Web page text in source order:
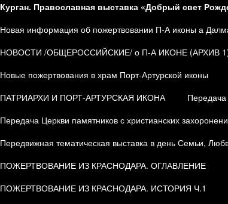
Курган. Православная выставка «Добрый свет
Новая информация об пожертвовании П-А иконы а
НОВОСТИ /ОБЩЕРОССИЙСКИЕ/ о П-А ИКОНЕ (АРХИВ 1)
Новые пожертвования в храм Порт-Артурской иконы
ПАТРИАРХИ И ПОРТ-АРТУРСКАЯ ИКОНА
Передача Церкви памятников с христианских
Передвижная тематическая выставка в день Семьи,
ПОЖЕРТВОВАНИЕ ИЗ КРАСНОДАРА. ОГЛАВЛЕНИЕ
ПОЖЕРТВОВАНИЕ ИЗ КРАСНОДАРА. ИСТОРИЯ Ч.1